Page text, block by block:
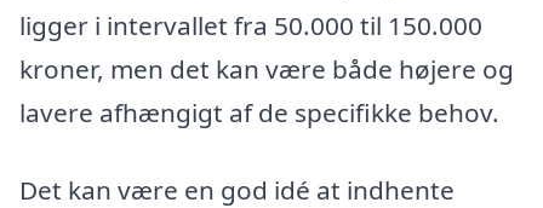
ligger i intervallet fra 50.000 til 150.000
kroner, men det kan være både højere og
lavere afhængigt af de specifikke behov.
Det kan være en god idé at indhente